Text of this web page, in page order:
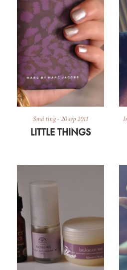
Små ting-20 sep 2011
LITTLE THINGS